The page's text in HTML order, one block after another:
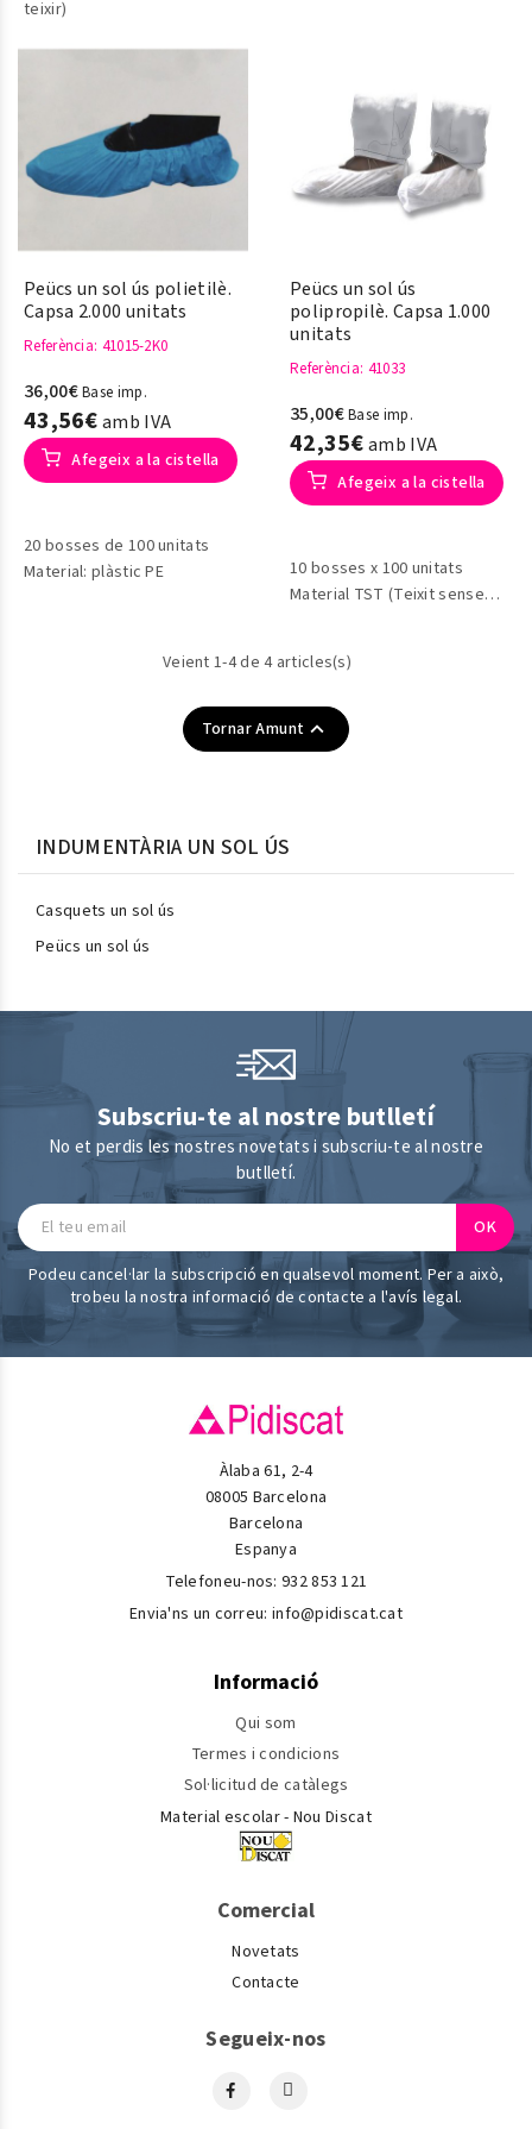
teixir)
Peücs un sol ús polietilè.
Capsa 2.000 unitats
Referència: 41015-2K0
36,00€Base imp.
43,56€amb IVA
Afegeix a la cistella
20 bosses de 100 unitats
Material: plàstic PE
Peücs un sol ús
polipropilè. Capsa 1.000
unitats
Referència: 41033
35,00€Base imp.
42,35€amb IVA
Afegeix a la cistella
10 bosses x 100 unitats
Material TST (Teixit sense
Veient 1-4 de 4 articles(s)
Tornar Amunt 
INDUMENTÀRIA UN SOL ÚS
Casquets un sol ús
Peücs un sol ús
Subscriu-te al nostre butlletí
No et perdis les nostres novetats i subscriu-te al nostre
butlletí.
Podeu cancel·lar la subscripció en qualsevol moment. Per a això,
trobeu la nostra informació de contacte a l'avís legal.
Àlaba 61, 2-4
08005 Barcelona
Barcelona
Espanya
Telefoneu-nos:932 853 121
Envia'ns un correu: info@pidiscat.cat
Informació
Qui som
Termes i condicions
Sol·licitud de catàlegs
Material escolar - Nou Discat
Comercial
Novetats
Contacte
Segueix-nos